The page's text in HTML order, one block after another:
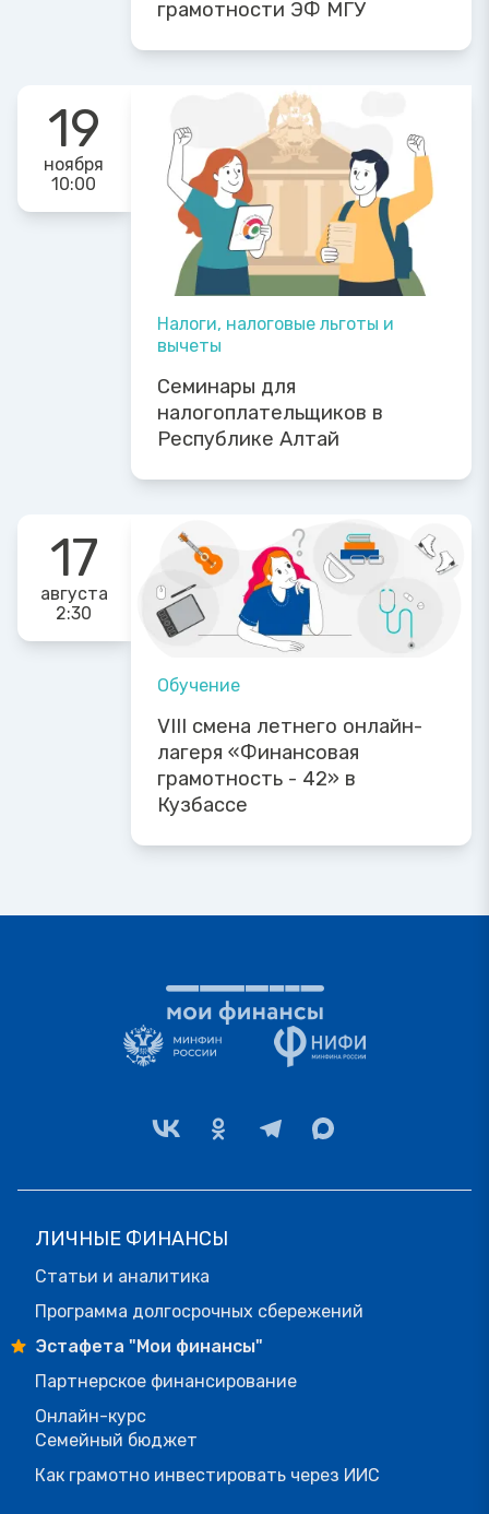
грамотности ЭФ МГУ
19
ноября
10:00
Налоги, налоговые льготы и
вычеты
Семинары для
налогоплательщиков в
Республике Алтай
17
августа
2:30
Обучение
VIII смена летнего онлайн-
лагеря «Финансовая
грамотность - 42» в
Кузбассе
ЛИЧНЫЕ ФИНАНСЫ
Статьи и аналитика
Программа долгосрочных сбережений
Эстафета "Мои финансы"
Партнерское финансирование
Онлайн-курс
Семейный бюджет
Как грамотно инвестировать через ИИС